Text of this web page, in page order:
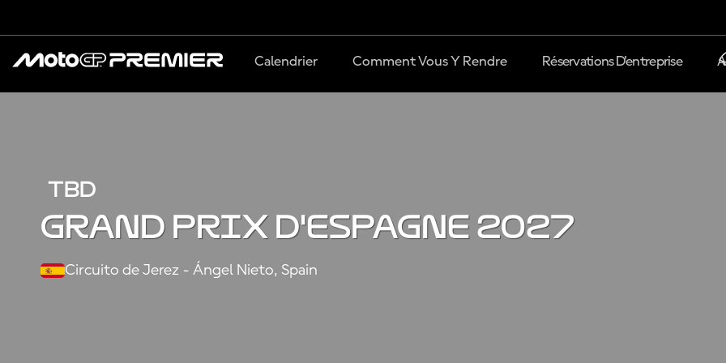
Calendrier Comment Vous Y Rendre Réservations D'entreprise
TBD
Grand Prix d'Espagne 2027
Circuito de Jerez - Ángel Nieto, Spain